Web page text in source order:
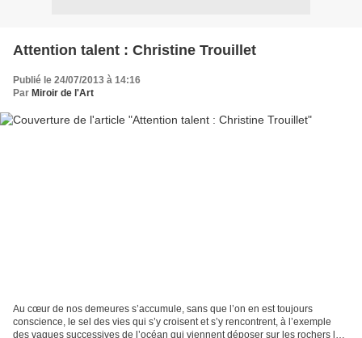
Attention talent : Christine Trouillet
Publié le 24/07/2013 à 14:16
Par Miroir de l'Art
Au cœur de nos demeures s’accumule, sans que l’on en est toujours
conscience, le sel des vies qui s’y croisent et s’y rencontrent, à l’exemple
des vagues successives de l’océan qui viennent déposer sur les rochers le